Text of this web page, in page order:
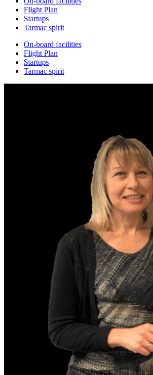
Flight Plan
Startups
Tarmac spirit
On-board facilities
Flight Plan
Startups
Tarmac spirit